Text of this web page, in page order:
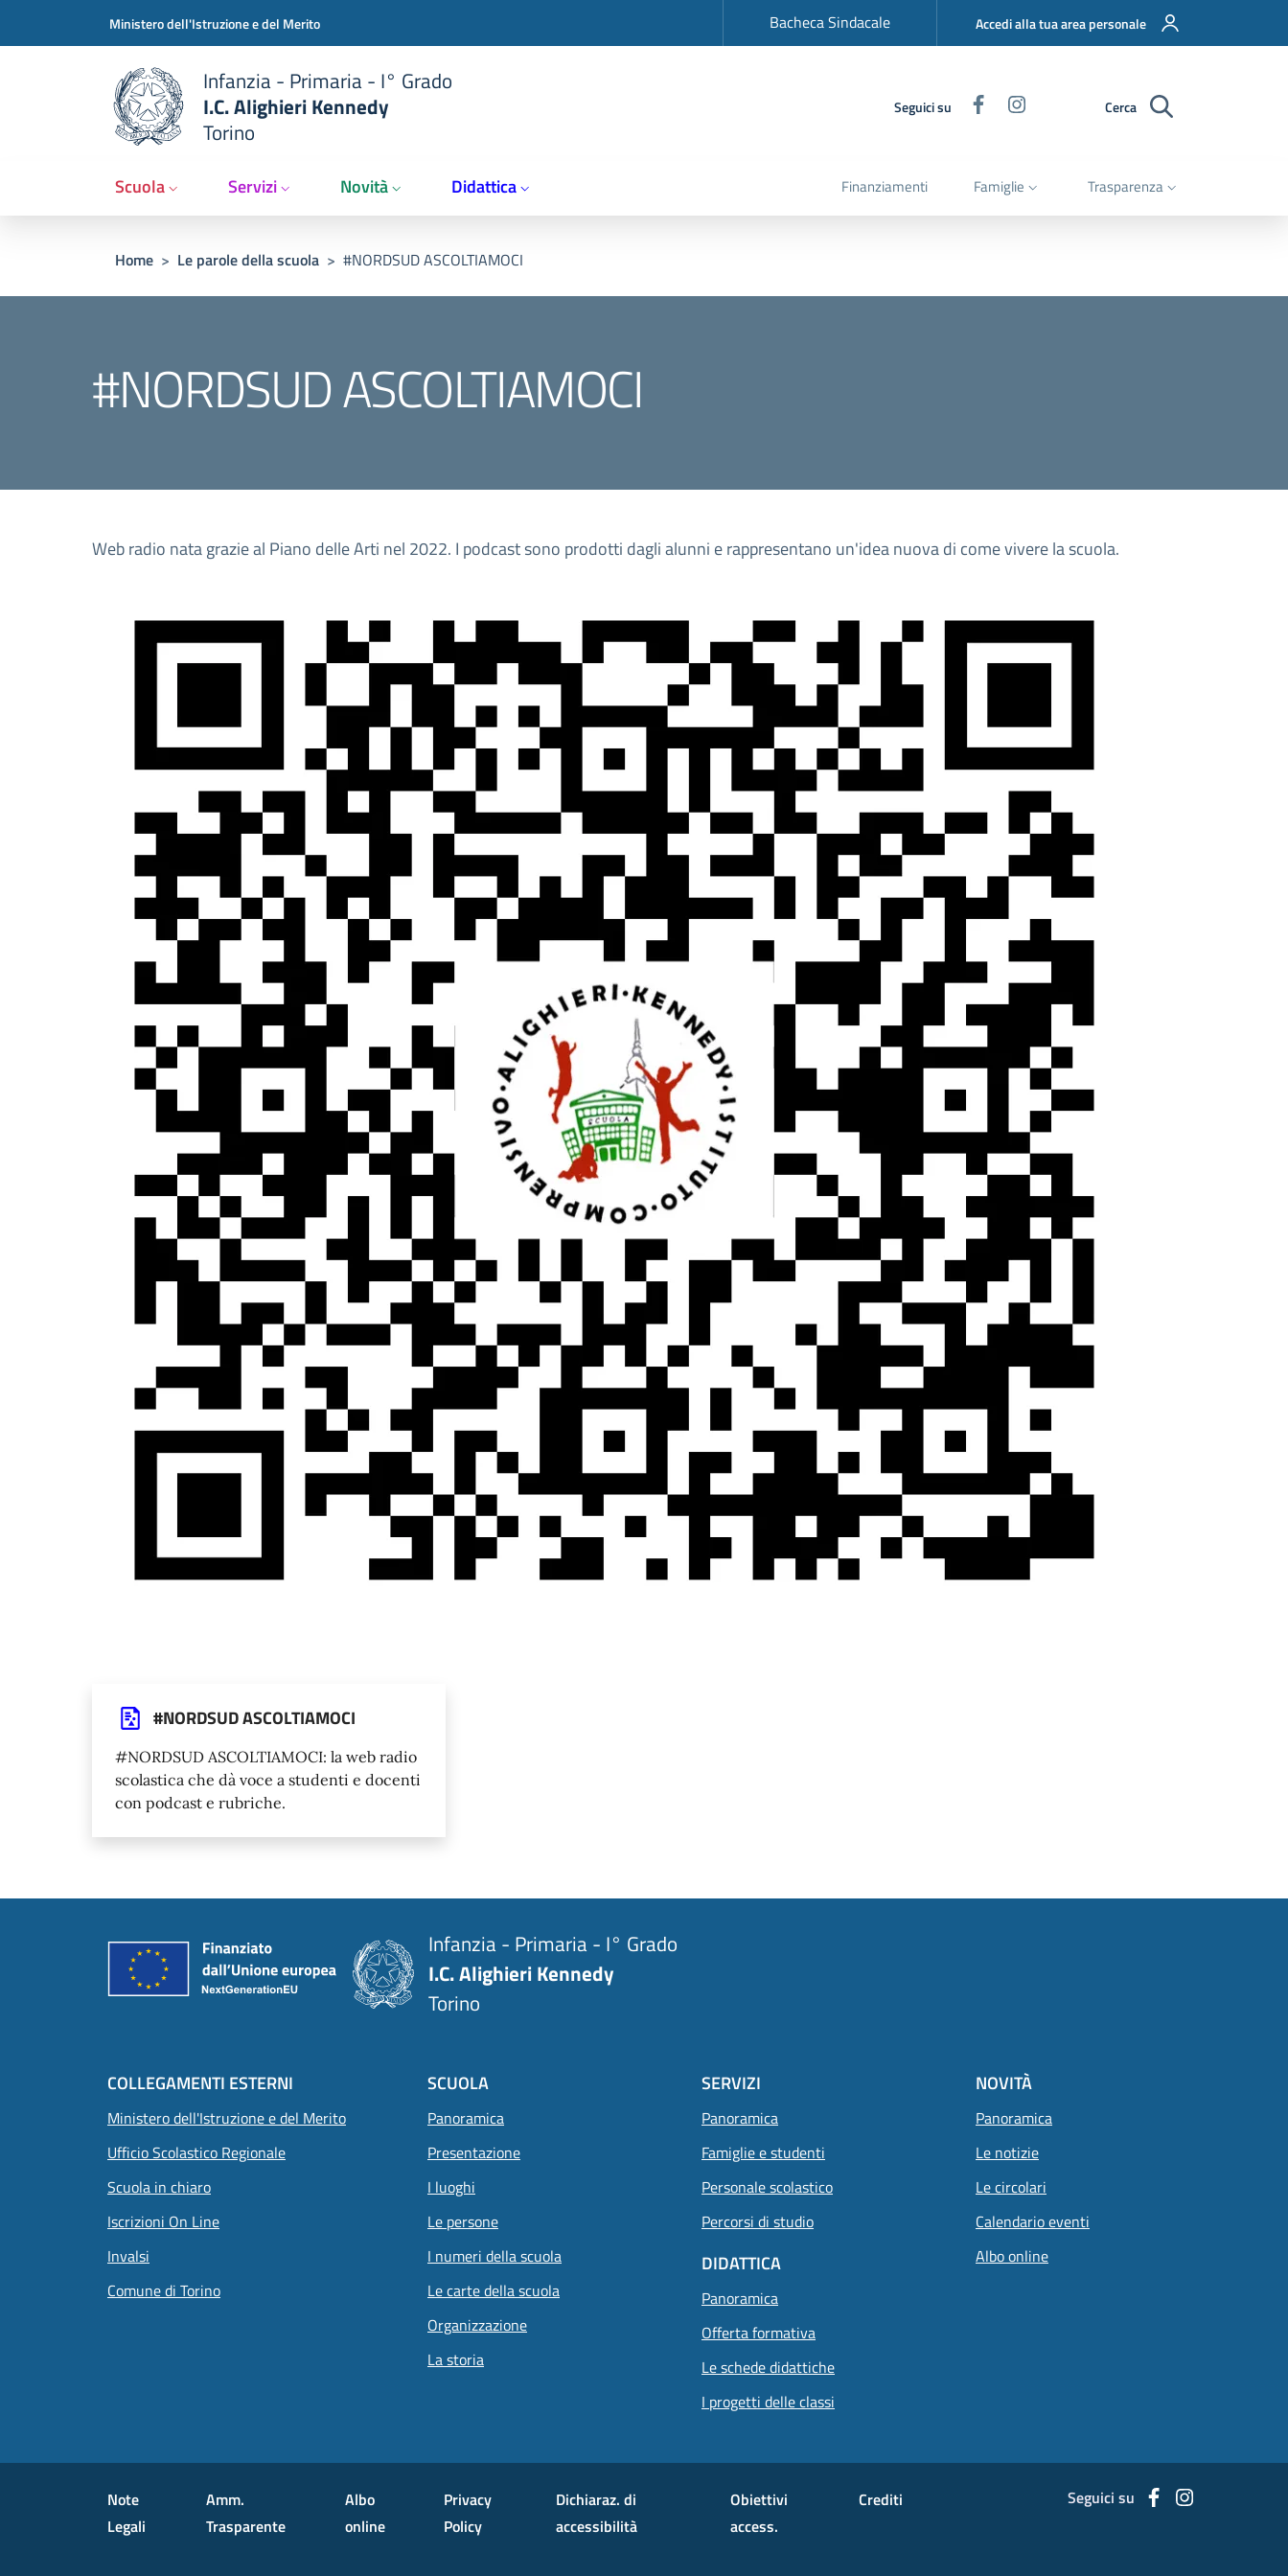
Ministero dell'Istruzione e del MeritoSlim top Bacheca Sindacale Accedi alla tua area personale
Infanzia - Primaria - I° Grado
I.C. Alighieri Kennedy
Torino
Seguici su Facebook Cerca
Scuola Servizi Novità Didattica Finanziamenti Famiglie Trasparenza
Briciole di pane
Home > Le parole della scuola > #NORDSUD ASCOLTIAMOCI
#NORDSUD ASCOLTIAMOCI
Web radio nata grazie al Piano delle Arti nel 2022. I podcast sono prodotti dagli alunni e rappresentano un'idea nuova di come vivere la scuola.
#NORDSUD ASCOLTIAMOCI
#NORDSUD ASCOLTIAMOCI: la web radio
scolastica che dà voce a studenti e docenti
con podcast e rubriche.
Infanzia - Primaria - I° Grado
I.C. Alighieri Kennedy
Torino
COLLEGAMENTI ESTERNI
Ministero dell'Istruzione e del Merito
Ufficio Scolastico Regionale
Scuola in chiaro
Iscrizioni On Line
Invalsi
Comune di Torino
SCUOLA
Panoramica
Presentazione
I luoghi
Le persone
I numeri della scuola
Le carte della scuola
Organizzazione
La storia
SERVIZI
Panoramica
Famiglie e studenti
Personale scolastico
Percorsi di studio
DIDATTICA
Panoramica
Offerta formativa
Le schede didattiche
I progetti delle classi
NOVITÀ
Panoramica
Le notizie
Le circolari
Calendario eventi
Albo online
Small prints
Note
Legali
Amm.
Trasparente
Albo
online
Privacy
Policy
Dichiaraz. di
accessibilità
Obiettivi
access.
Crediti Seguici su Facebook